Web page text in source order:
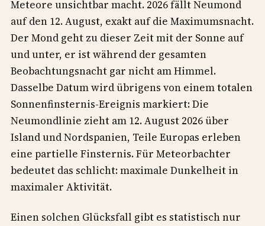
Meteore unsichtbar macht. 2026 fällt Neumond
auf den 12. August, exakt auf die Maximumsnacht.
Der Mond geht zu dieser Zeit mit der Sonne auf
und unter, er ist während der gesamten
Beobachtungsnacht gar nicht am Himmel.
Dasselbe Datum wird übrigens von einem totalen
Sonnenfinsternis-Ereignis markiert: Die
Neumondlinie zieht am 12. August 2026 über
Island und Nordspanien, Teile Europas erleben
eine partielle Finsternis. Für Meteorbachter
bedeutet das schlicht: maximale Dunkelheit in
maximaler Aktivität.
Einen solchen Glücksfall gibt es statistisch nur